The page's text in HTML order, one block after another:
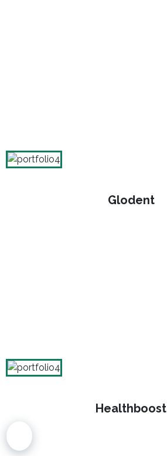
Glodent
Healthboost